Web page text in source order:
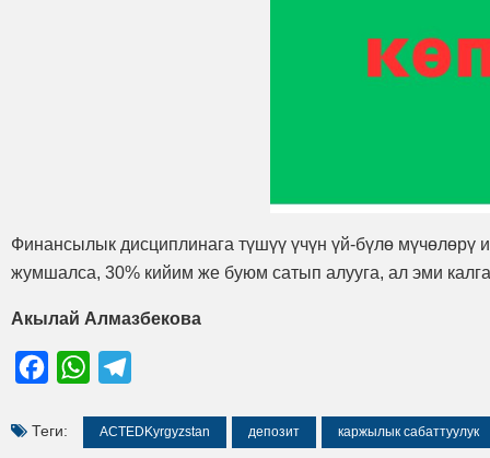
Финансылык дисциплинага түшүү үчүн үй-бүлө мүчөлөрү
жумшалса, 30% кийим же буюм сатып алууга, ал эми
Акылай Алмазбекова
FacebookWhatsApp
Теги: ACTEDKyrgyzstan депозит каржылык сабаттуулук